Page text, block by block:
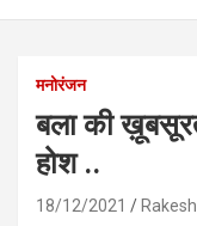
मनोरंजन
बला की
होश ..
18/12/2021